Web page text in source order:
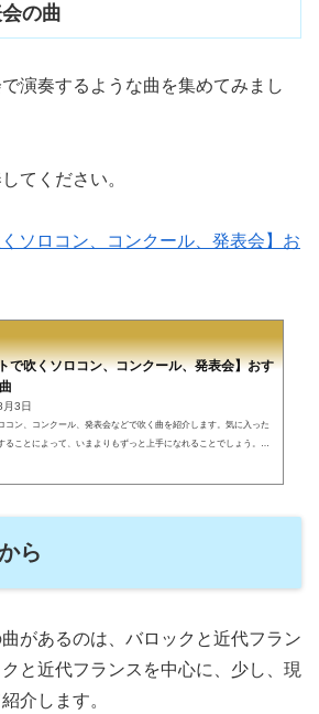
音Gに上がっていくのにディミニエンドと...
の曲
演奏するような曲を集めてみまし
てください。
くソロコン、コンクール、発表会】お
で吹くソロコン、コンクール、発表会】おす
3日
コン、コンクール、発表会などで吹く曲を紹介します。気に入った
ることによって、いまよりもずっと上手になれることでしょう。ソ
間、何度も何度も吹く曲です。夢にまで見るかもしれません。自分
ら
があるのは、バロックと近代フラン
と近代フランスを中心に、少し、現
介します。